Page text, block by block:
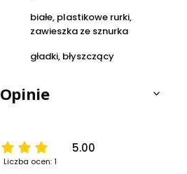
białe, plastikowe rurki,
zawieszka ze sznurka
gładki, błyszczący
Opinie
5.00
Liczba ocen: 1